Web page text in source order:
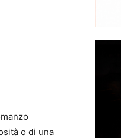
o di una